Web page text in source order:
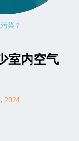
染？
室内空气
2024